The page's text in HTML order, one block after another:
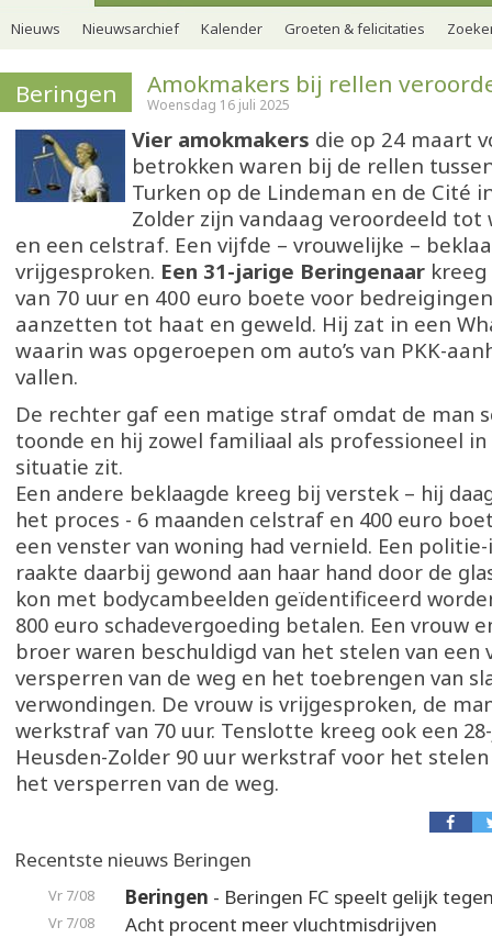
Nieuws Nieuwsarchief Kalender Groeten & felicitaties
Beringen Amokmakers bij rellen
Woensdag 16 juli 2025
Vier amokmakers die op 24 maart
betrokken waren bij de rellen
Turken op de Lindeman en de Cité
Zolder zijn vandaag veroordeeld
en een celstraf. Een vijfde – vrouwelijke –
vrijgesproken. Een 31-jarige Beringenaar
van 70 uur en 400 euro boete voor
aanzetten tot haat en geweld. Hij zat in een
waarin was opgeroepen om auto’s van PKK-
vallen.
De rechter gaf een matige straf omdat de man
toonde en hij zowel familiaal als professioneel
situatie zit.
Een andere beklaagde kreeg bij verstek – hij
het proces - 6 maanden celstraf en 400 euro
een venster van woning had vernield. Een
raakte daarbij gewond aan haar hand door de
kon met bodycambeelden geïdentificeerd
800 euro schadevergoeding betalen. Een vrouw
broer waren beschuldigd van het stelen van een
versperren van de weg en het toebrengen van
verwondingen. De vrouw is vrijgesproken, de
werkstraf van 70 uur. Tenslotte kreeg ook een
Heusden-Zolder 90 uur werkstraf voor het stelen
het versperren van de weg.
Recentste nieuws Beringen
Vr 7/08 Beringen - Beringen FC speelt gelijk
Vr 7/08 Acht procent meer vluchtmisdrijven